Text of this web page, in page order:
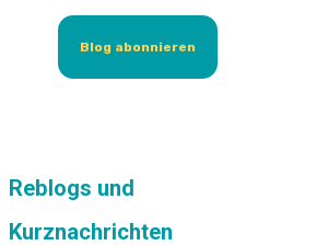
Reblogs und
Kurznachrichten